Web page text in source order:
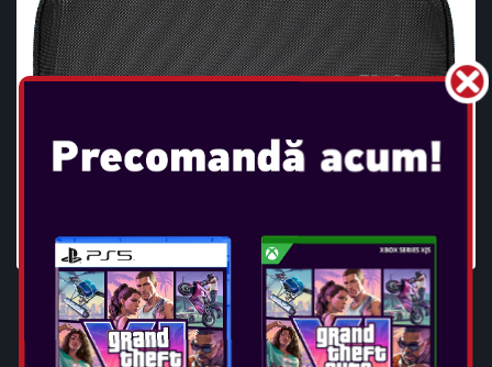
POWERA - PROTECTION CASE
FOR NSW2- BLACK